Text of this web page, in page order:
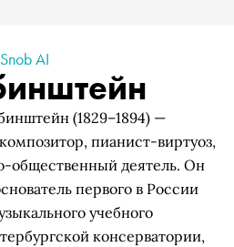
AI
(1829–1894) —
пианист-виртуоз,
общественный деятель. Он
первого в России
учебного
консерватории,